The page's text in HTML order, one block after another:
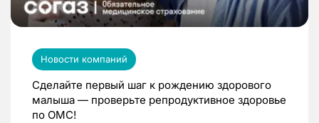
Новости компаний
Сделайте первый шаг к рождению здорового
малыша — проверьте репродуктивное здоровье
по ОМС!